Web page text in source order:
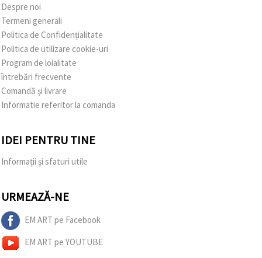
Despre noi
Termeni generali
Politica de Confidențialitate
Politica de utilizare cookie-uri
Program de loialitate
întrebări frecvente
Comandă și livrare
Informatie referitor la comanda
IDEI PENTRU TINE
Informații și sfaturi utile
URMEAZĂ-NE
EM ART pe Facebook
EM ART pe YOUTUBE